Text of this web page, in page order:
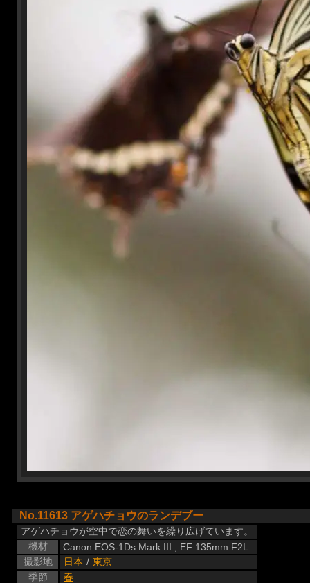
No.11613 アゲハチョウのランデブー
アゲハチョウが空中で恋の舞いを繰り広げています。
機材
Canon EOS-1Ds Mark III , EF 135mm F2L
撮影地
日本 / 東京
季節
春